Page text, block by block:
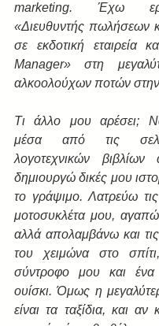
marketing. Έχω
«Διευθυντής πωλήσεων
σε εκδοτική εταιρεία
Manager» στη
αλκοολούχων ποτών
Τι άλλο μου αρέσει;
μέσα από τις
λογοτεχνικών
δημιουργώ δικές μου
το γράψιμο. Λατρεύω
μοτοσυκλέτα μου,
αλλά απολαμβάνω και
του χειμώνα στο
σύντροφο μου και ένα
ουίσκι. Όμως η
είναι τα ταξίδια, και